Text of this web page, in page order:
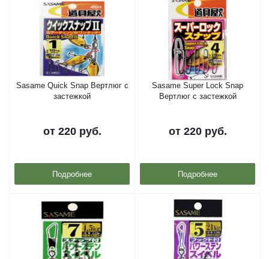
Sasame Quick Snap Вертлюг с
застежкой
от 220 руб.
Подробнее
Sasame Super Lock Snap
Вертлюг с застежкой
от 220 руб.
Подробнее